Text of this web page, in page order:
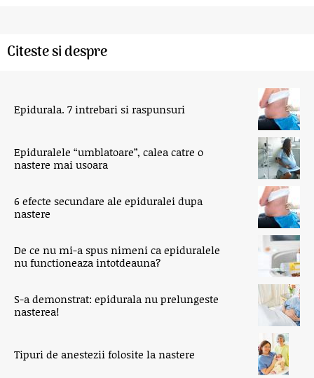
Citeste si despre
Epidurala. 7 intrebari si raspunsuri
Epiduralele “umblatoare”, calea catre o
nastere mai usoara
6 efecte secundare ale epiduralei dupa
nastere
De ce nu mi-a spus nimeni ca epiduralele
nu functioneaza intotdeauna?
S-a demonstrat: epidurala nu prelungeste
nasterea!
Tipuri de anestezii folosite la nastere